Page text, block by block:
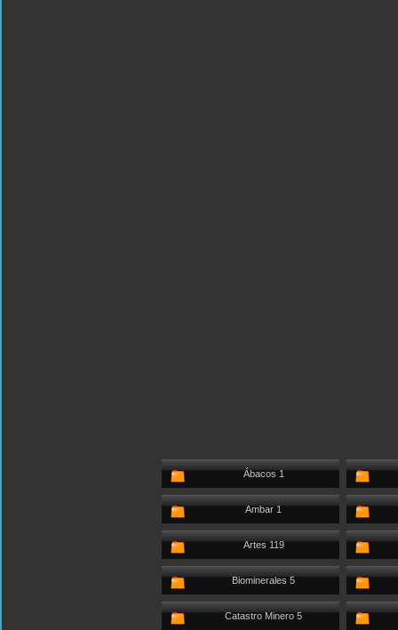
Ábacos 1
Ambar 1
Artes 119
Biominerales 5
Catastro Minero 5